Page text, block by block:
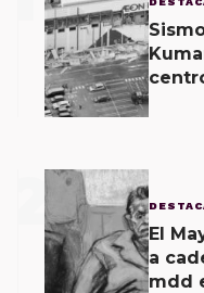
2
El
a
mdd